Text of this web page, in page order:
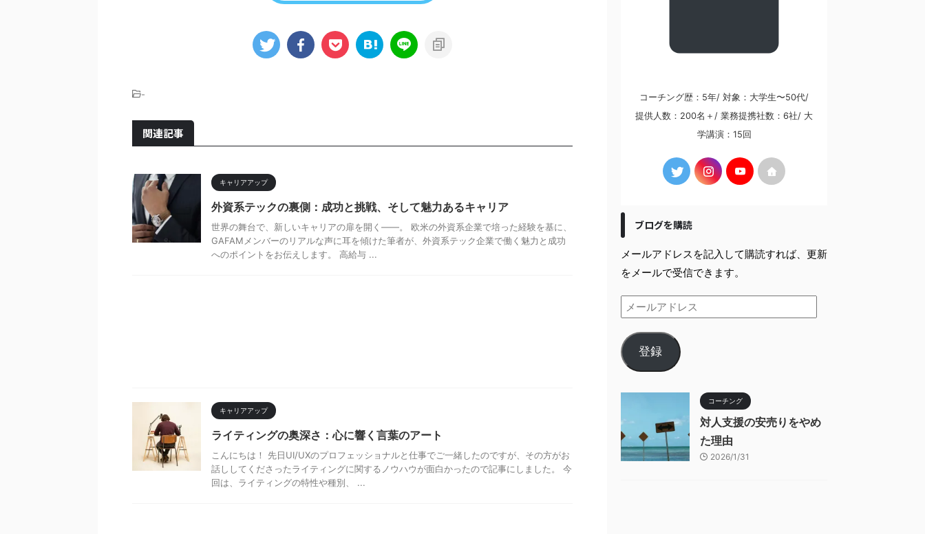
-
関連記事
キャリアアップ
外資系テックの裏側：成功と挑戦、そして魅力あるキャリア
世界の舞台で、新しいキャリアの扉を開く――。 欧米の外資系企業で培った経験を基に、
GAFAMメンバーのリアルな声に耳を傾けた筆者が、外資系テック企業で働く魅力と成功
へのポイントをお伝えします。 高給与 ...
キャリアアップ
ライティングの奥深さ：心に響く言葉のアート
こんにちは！ 先日UI/UXのプロフェッショナルと仕事でご一緒したのですが、その方がお
話ししてくださったライティングに関するノウハウが面白かったので記事にしました。 今
回は、ライティングの特性や種別、 ...
コーチング歴：5年/ 対象：大学生〜50代/
提供人数：200名＋/ 業務提携社数：6社/ 大
学講演：15回
ブログを購読
メールアドレスを記入して購読すれば、更新
をメールで受信できます。
登録
コーチング
対人支援の安売りをやめ
た理由
2026/1/31